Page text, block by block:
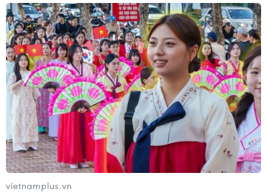
sản và quyền lợi của các tổ chức nước ngoài, doanh
nghiệp và các cá nhân tại Việt Nam.
vietnamplus.vn